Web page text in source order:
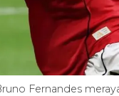
Fernandes